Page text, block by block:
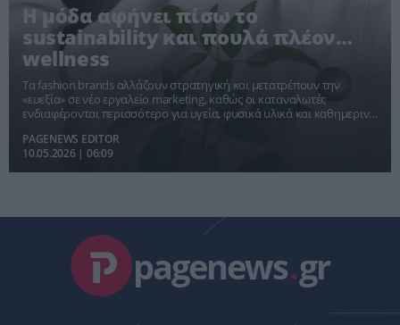
Η μόδα αφήνει πίσω το
sustainability και πουλά πλέον…
wellness
Τα fashion brands αλλάζουν στρατηγική και μετατρέπουν την
«ευεξία» σε νέο εργαλείο marketing, καθώς οι καταναλωτές
ενδιαφέρονται περισσότερο για υγεία, φυσικά υλικά και καθημερινή
PAGENEWS EDITOR
10.05.2026 | 06:09
pagenews.gr